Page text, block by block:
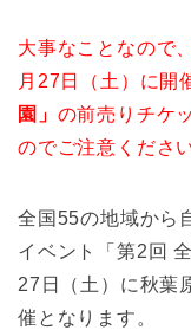
大事なことなので
月27日（土）に開
園」 の前売りチケ
のでご注意ください
全国55の地域から
イベント「第2回
27日（土）に秋葉
催となります。